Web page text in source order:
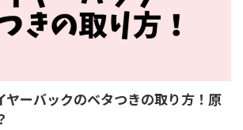
ヤーバックのベタつきの取り方！原